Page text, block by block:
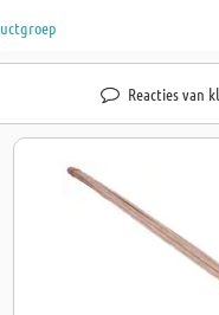
Reacties van